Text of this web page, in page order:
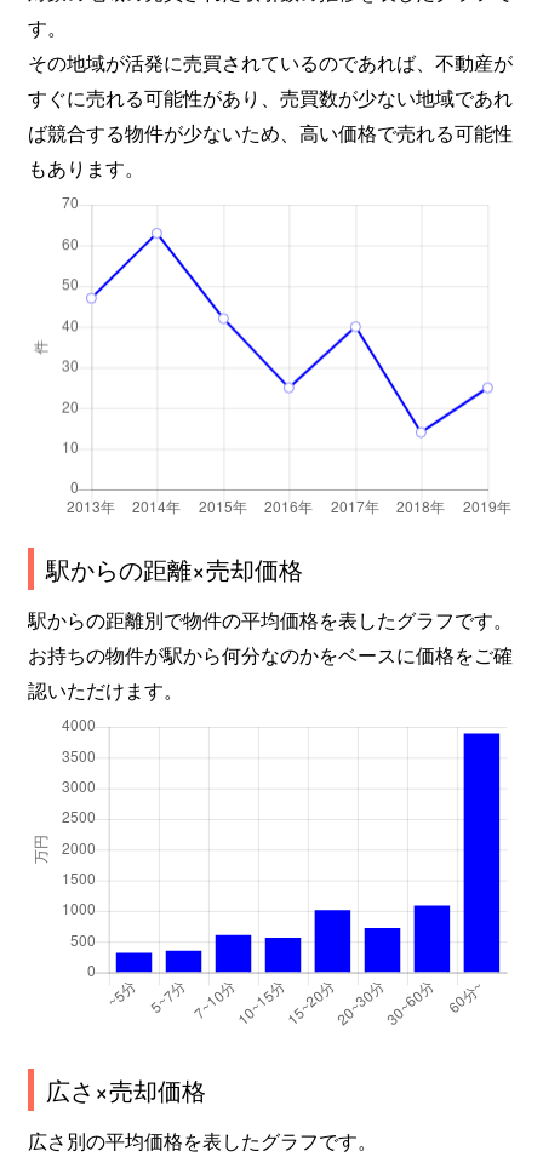
す。
その地域が活発に売買されているのであれば、不動産が
すぐに売れる可能性があり、売買数が少ない地域であれ
ば競合する物件が少ないため、高い価格で売れる可能性
もあります。
駅からの距離×売却価格
駅からの距離別で物件の平均価格を表したグラフです。
お持ちの物件が駅から何分なのかをベースに価格をご確
認いただけます。
広さ×売却価格
広さ別の平均価格を表したグラフです。